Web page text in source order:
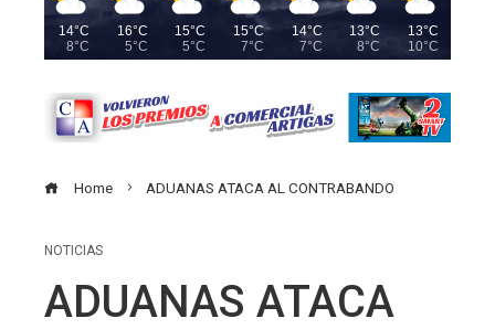
14°C
8°C
16°C
5°C
15°C
5°C
15°C
7°C
14°C
7°C
13°C
8°C
13°C
10°C
Home ADUANAS ATACA AL CONTRABANDO
NOTICIAS
ADUANAS ATACA